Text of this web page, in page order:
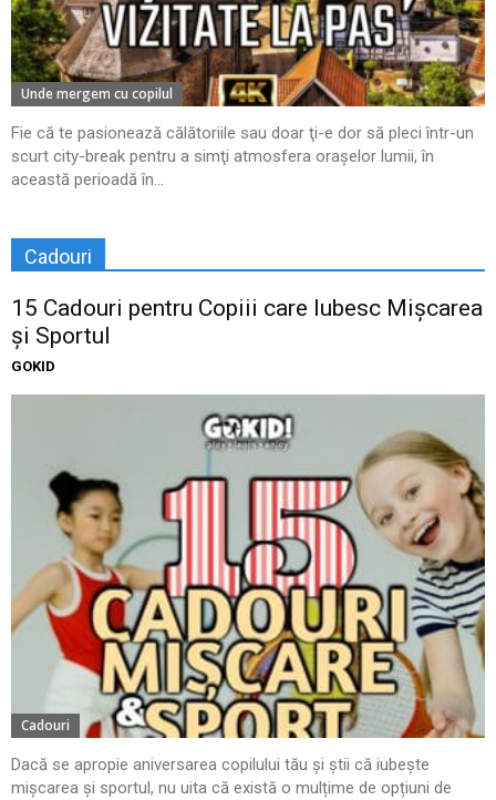
Unde mergem cu copilul
Fie că te pasionează călătoriile sau doar ţi-e dor să pleci într-un
scurt city-break pentru a simţi atmosfera oraşelor lumii, în
această perioadă în...
Cadouri
15 Cadouri pentru Copiii care Iubesc Mișcarea
și Sportul
GOKID
Cadouri
Dacă se apropie aniversarea copilului tău și știi că iubește
mișcarea și sportul, nu uita că există o mulțime de opțiuni de